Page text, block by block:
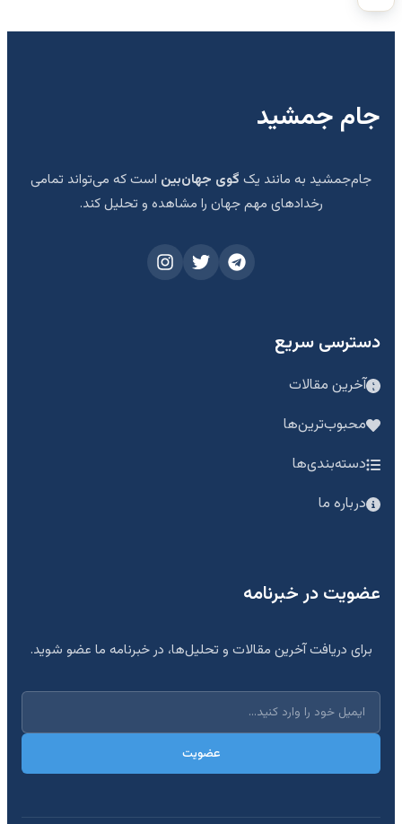
جام جمشید
جام‌جمشید به مانند یک گوی جهان‌بین است که می‌تواند تمامی
رخدادهای مهم جهان را مشاهده و تحلیل کند.
دسترسی سریع
آخرین مقالات
محبوب‌ترین‌ها
دسته‌بندی‌ها
درباره ما
عضویت در خبرنامه
برای دریافت آخرین مقالات و تحلیل‌ها، در خبرنامه ما عضو شوید.
عضویت